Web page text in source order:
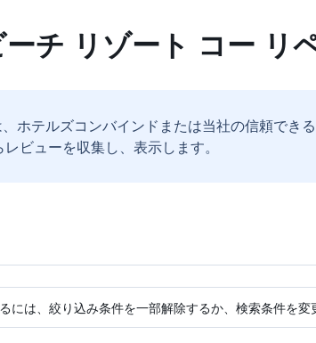
チ リゾート コー リ
ホテルズコンバインドまたは当社の信頼でき
ビューを収集し、表示します。
には、絞り込み条件を一部解除するか、検索条件を変